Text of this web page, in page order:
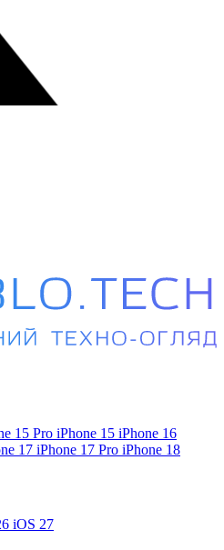
15 Pro iPhone 15 iPhone 16
17 iPhone 17 Pro iPhone 18
iOS 27